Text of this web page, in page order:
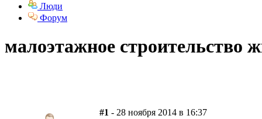
Люди
Форум
малоэтажное строительство
#1 - 28 ноября 2014 в 16:37